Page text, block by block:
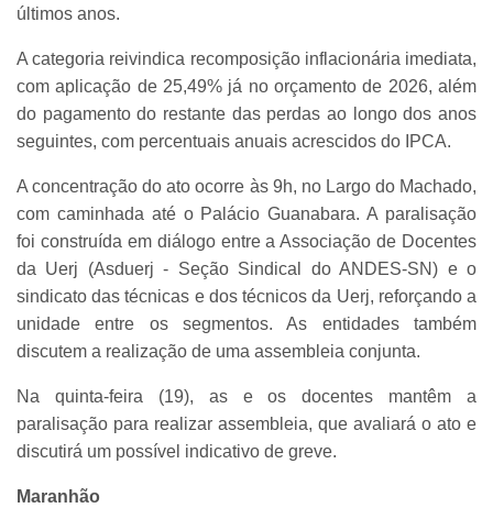
últimos anos.
A categoria reivindica recomposição inflacionária imediata,
com aplicação de 25,49% já no orçamento de 2026, além
do pagamento do restante das perdas ao longo dos anos
seguintes, com percentuais anuais acrescidos do IPCA.
A concentração do ato ocorre às 9h, no Largo do Machado,
com caminhada até o Palácio Guanabara. A paralisação
foi construída em diálogo entre a Associação de Docentes
da Uerj (Asduerj - Seção Sindical do ANDES-SN) e o
sindicato das técnicas e dos técnicos da Uerj, reforçando a
unidade entre os segmentos. As entidades também
discutem a realização de uma assembleia conjunta.
Na quinta-feira (19), as e os docentes mantêm a
paralisação para realizar assembleia, que avaliará o ato e
discutirá um possível indicativo de greve.
Maranhão